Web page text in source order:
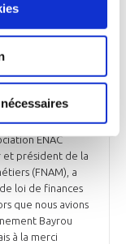
un nouveau
solidarité
des
ENAC
et président de la
(FNAM), a
loi de finances
que nous avions
Bayrou
à la merci